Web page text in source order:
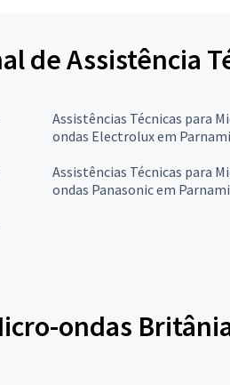
de Assistência
Assistências Técnicas para
ondas Electrolux em
Assistências Técnicas para
ondas Panasonic em
ondas